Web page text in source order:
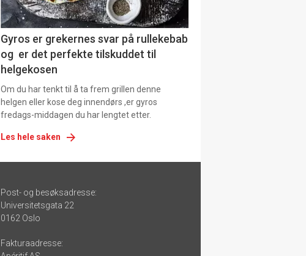
6
Gyros er grekernes svar på rullekebab
og er det perfekte tilskuddet til
helgekosen
Om du har tenkt til å ta frem grillen denne
helgen eller kose deg innendørs ,er gyros
fredags-middagen du har lengtet etter.
Les hele saken
Post- og besøksadresse:
Universitetsgata 22
0162 Oslo
Fakturaadresse: